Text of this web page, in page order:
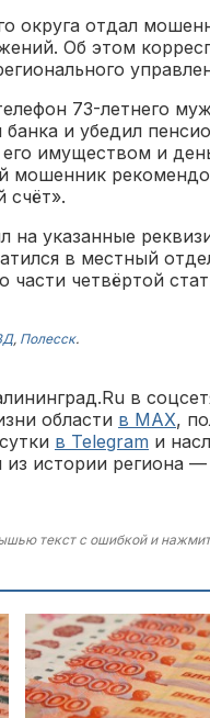
округа отдал
Об этом
73-летнего
и убедил
имуществом и
мошенник
счёт».
указанные
в местный
части четвёртой
, Полесск.
в
области в MAX,
в Telegram и
истории региона —
текст с ошибкой и